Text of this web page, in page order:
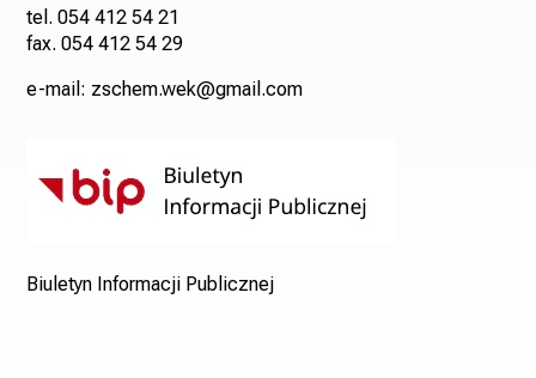
tel. 054 412 54 21
fax. 054 412 54 29
e-mail: zschem.wek@gmail.com
Biuletyn Informacji Publicznej